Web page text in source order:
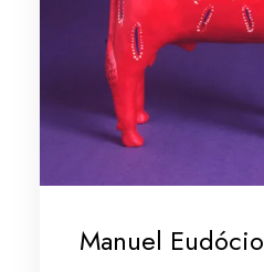
Manuel Eudócio